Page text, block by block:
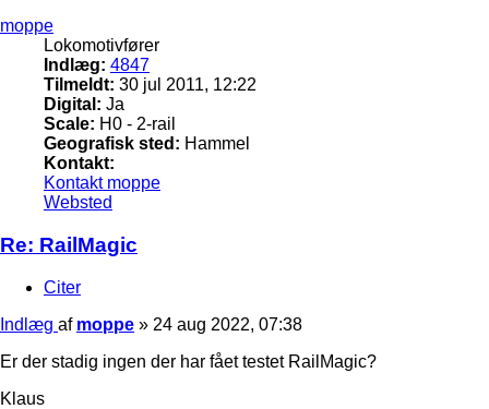
moppe
Lokomotivfører
Indlæg: 4847
Tilmeldt: 30 jul 2011, 12:22
Digital: Ja
Scale: H0 - 2-rail
Geografisk sted: Hammel
Kontakt:
Kontakt moppe
Websted
Re: RailMagic
Citer
Indlæg af moppe » 24 aug 2022, 07:38
Er der stadig ingen der har fået testet RailMagic?
Klaus